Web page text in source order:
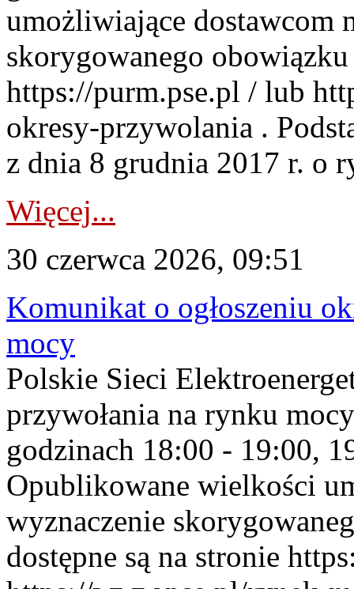
umożliwiające dostawcom
skorygowanego
https://purm.pse.pl / lub
okresy-przywolania .
z dnia 8 grudnia 2017 r. o
Więcej...
30 czerwca 2026, 09:51
Komunikat o ogłoszeniu
mocy
Polskie Sieci
przywołania na rynku
godzinach 18:00 - 19:00,
Opublikowane wielkości
wyznaczenie
dostępne są na stronie